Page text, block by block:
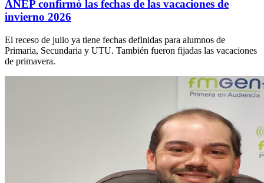
ANEP confirmó las fechas de las vacaciones de
invierno 2026
El receso de julio ya tiene fechas definidas para alumnos de
Primaria, Secundaria y UTU. También fueron fijadas las vacaciones
de primavera.